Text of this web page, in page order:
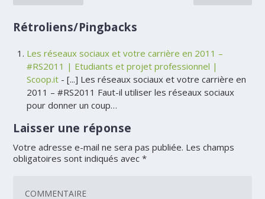
Rétroliens/Pingbacks
Les réseaux sociaux et votre carrière en 2011 –
#RS2011 | Etudiants et projet professionnel |
Scoop.it- [...] Les réseaux sociaux et votre carrière en
2011 – #RS2011 Faut-il utiliser les réseaux sociaux
pour donner un coup…
Laisser une réponse
Votre adresse e-mail ne sera pas publiée. Les champs
obligatoires sont indiqués avec*